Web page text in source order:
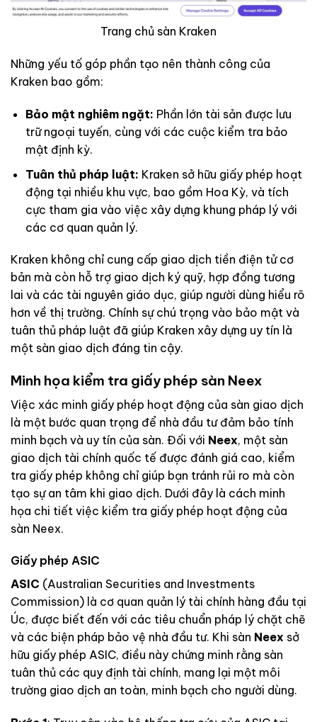
Trang chủ sàn Kraken
Những yếu tố góp phần tạo nên thành công của
Kraken bao gồm:
Bảo mật nghiêm ngặt: Phần lớn tài sản được lưu
trữ ngoại tuyến, cùng với các cuộc kiểm tra bảo
mật định kỳ.
Tuân thủ pháp luật: Kraken sở hữu giấy phép hoạt
động tại nhiều khu vực, bao gồm Hoa Kỳ, và tích
cực tham gia vào việc xây dựng khung pháp lý với
các cơ quan quản lý.
Kraken không chỉ cung cấp giao dịch tiền điện tử cơ
bản mà còn hỗ trợ giao dịch ký quỹ, hợp đồng tương
lai và các tài nguyên giáo dục, giúp người dùng hiểu rõ
hơn về thị trường. Chính sự chú trọng vào bảo mật và
tuân thủ pháp luật đã giúp Kraken xây dựng uy tín là
một sàn giao dịch đáng tin cậy.
Minh họa kiểm tra giấy phép sàn Neex
Việc xác minh giấy phép hoạt động của sàn giao dịch
là một bước quan trọng để nhà đầu tư đảm bảo tính
minh bạch và uy tín của sàn. Đối với Neex, một sàn
giao dịch tài chính quốc tế được đánh giá cao, kiểm
tra giấy phép không chỉ giúp bạn tránh rủi ro mà còn
tạo sự an tâm khi giao dịch. Dưới đây là cách minh
họa chi tiết việc kiểm tra giấy phép hoạt động của
sàn Neex.
Giấy phép ASIC
ASIC (Australian Securities and Investments
Commission) là cơ quan quản lý tài chính hàng đầu tại
Úc, được biết đến với các tiêu chuẩn pháp lý chặt chẽ
và các biện pháp bảo vệ nhà đầu tư. Khi sàn Neex sở
hữu giấy phép ASIC, điều này chứng minh rằng sàn
tuân thủ các quy định tài chính, mang lại một môi
trường giao dịch an toàn, minh bạch cho người dùng.